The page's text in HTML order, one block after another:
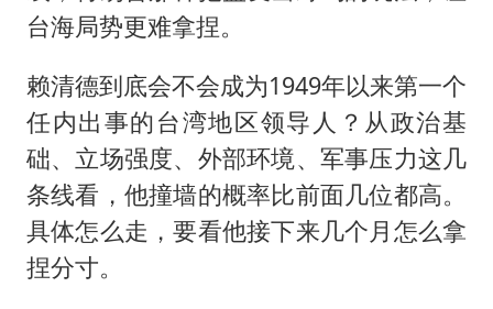
台海局势更难拿捏。
赖清德到底会不会成为1949年以来第一个
任内出事的台湾地区领导人？从政治基
础、立场强度、外部环境、军事压力这几
条线看，他撞墙的概率比前面几位都高。
具体怎么走，要看他接下来几个月怎么拿
捏分寸。